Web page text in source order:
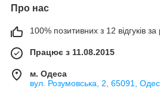
Про нас
100% позитивних з 12 відгуків за
Працює з 11.08.2015
м. Одеса
вул. Розумовська, 2, 65091,